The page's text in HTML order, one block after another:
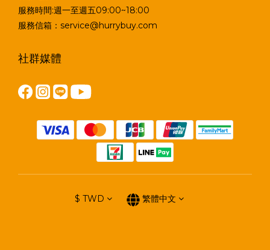
服務時間:週一至週五09:00~18:00
服務信箱：service@hurrybuy.com
社群媒體
$ TWD 繁體中文